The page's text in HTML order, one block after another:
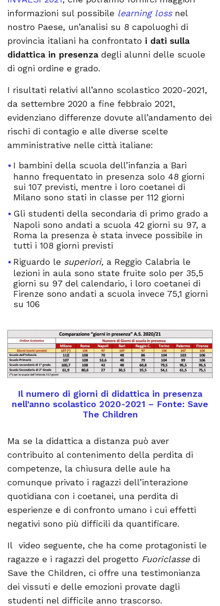
informazioni sul possibile learning lossnel
nostro Paese, un’analisi su 8 capoluoghi di
provincia italiani ha confrontato i dati sulla
didattica in presenzadegli alunni delle scuole
di ogni ordine e grado.
I risultati relativi all’anno scolastico 2020-2021,
da settembre 2020 a fine febbraio 2021,
evidenziano differenze dovute all’andamento dei
rischi di contagio e alle diverse scelte
amministrative nelle città italiane:
I bambini della scuola dell’infanzia a Bari
hanno frequentato in presenza solo 48 giorni
sui 107 previsti, mentre i loro coetanei di
Milano sono stati in classe per 112 giorni
Gli studenti della secondaria di primo grado a
Napoli sono andati a scuola 42 giorni su 97, a
Roma la presenza è stata invece possibile in
tutti i 108 giorni previsti
Riguardo le superiori, a Reggio Calabria le
lezioni in aula sono state fruite solo per 35,5
giorni su 97 del calendario, i loro coetanei di
Firenze sono andati a scuola invece 75,1 giorni
su 106
Il numero di giorni di didattica in presenza
nell’anno scolastico 2020-2021 – Fonte: Save
The Children
Ma se la didattica a distanza può aver
contribuito al contenimento della perdita di
competenze, la chiusura delle aule ha
comunque privato i ragazzi dell’interazione
quotidiana con i coetanei, una perdita di
esperienze e di confronto umano i cui effetti
negativi sono più difficili da quantificare.
Il video seguente, che ha come protagonisti le
ragazze e i ragazzi del progetto Fuoriclassedi
Save the Children, ci offre una testimonianza
dei vissuti e delle emozioni provate dagli
studenti nel difficile anno trascorso.